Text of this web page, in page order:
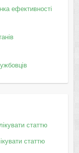
ефективності
статтю
статтю